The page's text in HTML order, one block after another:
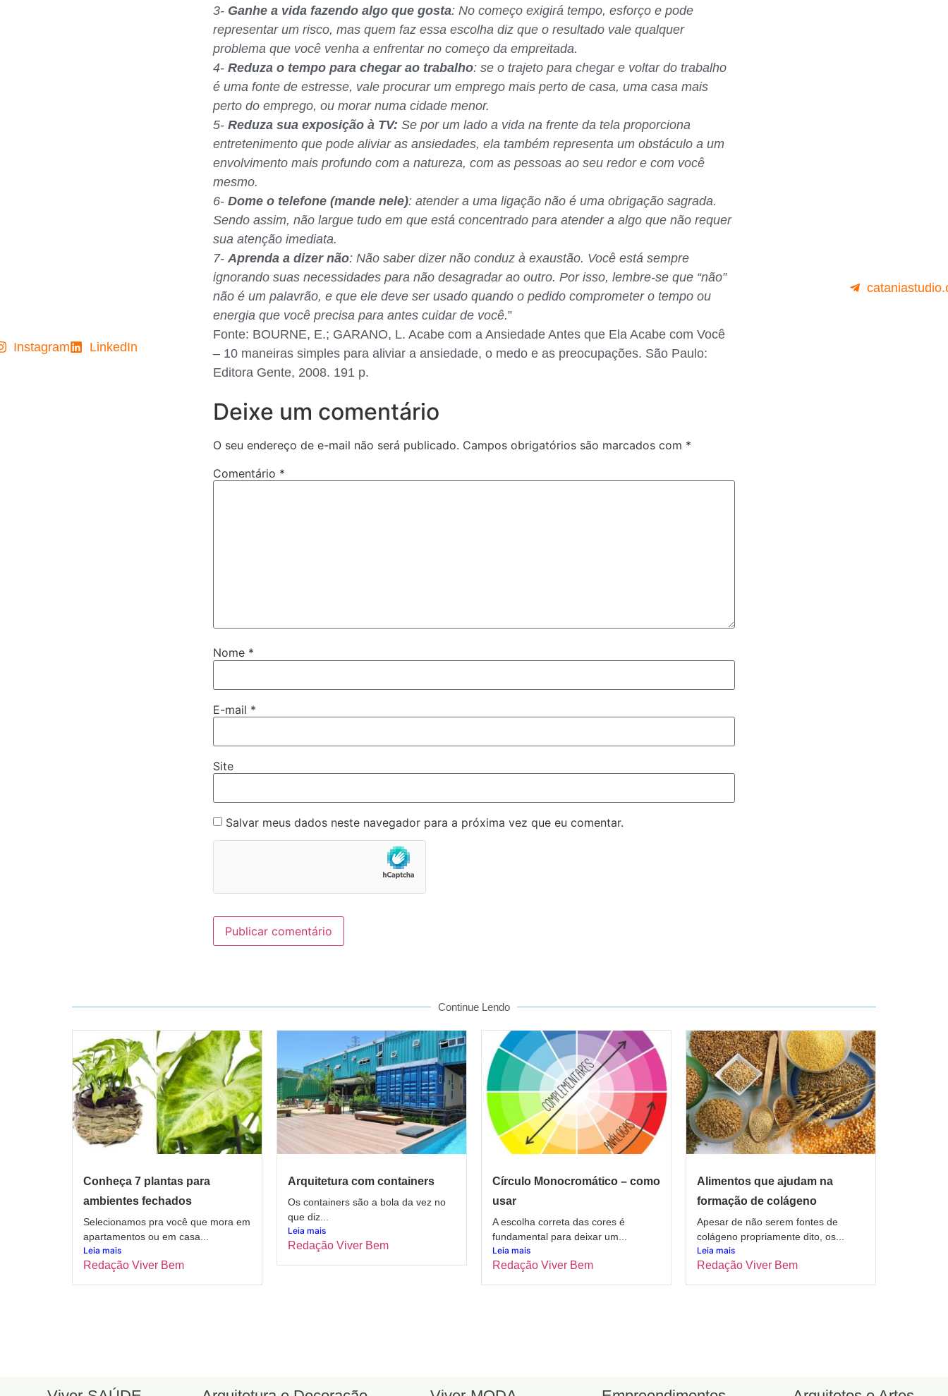
3- Ganhe a vida fazendo algo que gosta: No começo exigirá tempo, esforço e pode
representar um risco, mas quem faz essa escolha diz que o resultado vale qualquer
problema que você venha a enfrentar no começo da empreitada.
4- Reduza o tempo para chegar ao trabalho: se o trajeto para chegar e voltar do trabalho
é uma fonte de estresse, vale procurar um emprego mais perto de casa, uma casa mais
perto do emprego, ou morar numa cidade menor.
5- Reduza sua exposição à TV: Se por um lado a vida na frente da tela proporciona
entretenimento que pode aliviar as ansiedades, ela também representa um obstáculo a um
envolvimento mais profundo com a natureza, com as pessoas ao seu redor e com você
mesmo.
6- Dome o telefone (mande nele): atender a uma ligação não é uma obrigação sagrada.
Sendo assim, não largue tudo em que está concentrado para atender a algo que não requer
sua atenção imediata.
7- Aprenda a dizer não: Não saber dizer não conduz à exaustão. Você está sempre
ignorando suas necessidades para não desagradar ao outro. Por isso, lembre-se que “não”
não é um palavrão, e que ele deve ser usado quando o pedido comprometer o tempo ou
energia que você precisa para antes cuidar de você.”
Fonte: BOURNE, E.; GARANO, L. Acabe com a Ansiedade Antes que Ela Acabe com Você
– 10 maneiras simples para aliviar a ansiedade, o medo e as preocupações. São Paulo:
Editora Gente, 2008. 191 p.
Deixe um comentário
O seu endereço de e-mail não será publicado. Campos obrigatórios são marcados com *
Comentário *
Nome *
E-mail *
Site
Salvar meus dados neste navegador para a próxima vez que eu comentar.
Continue Lendo
Conheça 7 plantas para
ambientes fechados
Selecionamos pra você que mora em
apartamentos ou em casa...
Leia mais
Redação Viver Bem
Arquitetura com containers
Os containers são a bola da vez no
que diz...
Leia mais
Redação Viver Bem
Círculo Monocromático – como
usar
A escolha correta das cores é
fundamental para deixar um...
Leia mais
Redação Viver Bem
Alimentos que ajudam na
formação de colágeno
Apesar de não serem fontes de
colágeno propriamente dito, os...
Leia mais
Redação Viver Bem
Instagram LinkedIn